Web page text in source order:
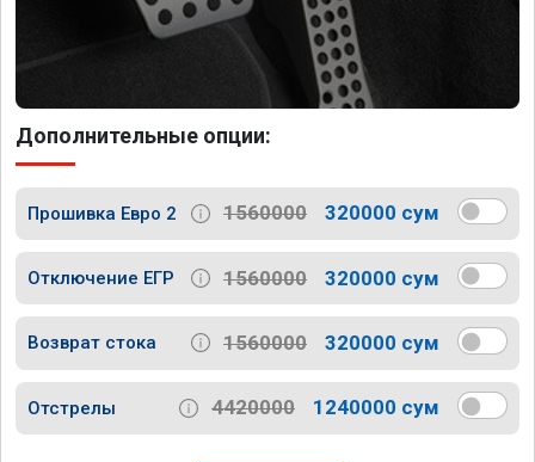
Дополнительные опции:
Прошивка Евро 2 1560000 320000 сум
Отключение ЕГР 1560000 320000 сум
Возврат стока 1560000 320000 сум
Отстрелы 4420000 1240000 сум